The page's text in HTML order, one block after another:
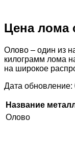
Цена лома
Олово – один из
килограмм лома
на широкое
Дата обновление:
Название
Олово